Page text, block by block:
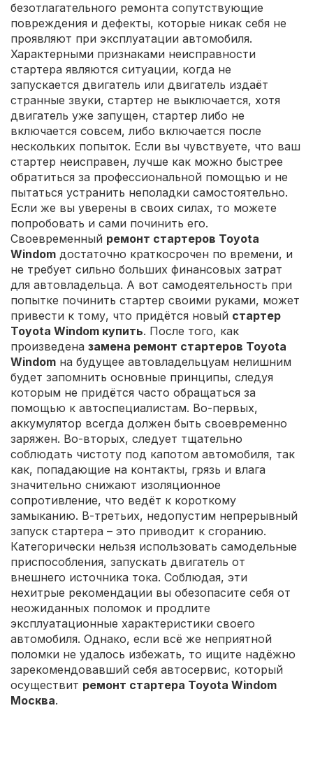
безотлагательного ремонта сопутствующие
повреждения и дефекты, которые никак себя не
проявляют при эксплуатации автомобиля.
Характерными признаками неисправности
стартера являются ситуации, когда не
запускается двигатель или двигатель издаёт
странные звуки, стартер не выключается, хотя
двигатель уже запущен, стартер либо не
включается совсем, либо включается после
нескольких попыток. Если вы чувствуете, что ваш
стартер неисправен, лучше как можно быстрее
обратиться за профессиональной помощью и не
пытаться устранить неполадки самостоятельно.
Если же вы уверены в своих силах, то можете
попробовать и сами починить его.
Своевременный ремонт стартеров Toyota
Windom достаточно краткосрочен по времени, и
не требует сильно больших финансовых затрат
для автовладельца. А вот самодеятельность при
попытке починить стартер своими руками, может
привести к тому, что придётся новый стартер
Toyota Windom купить. После того, как
произведена замена ремонт стартеров Toyota
Windom на будущее автовладельцуам нелишним
будет запомнить основные принципы, следуя
которым не придётся часто обращаться за
помощью к автоспециалистам. Во-первых,
аккумулятор всегда должен быть своевременно
заряжен. Во-вторых, следует тщательно
соблюдать чистоту под капотом автомобиля, так
как, попадающие на контакты, грязь и влага
значительно снижают изоляционное
сопротивление, что ведёт к короткому
замыканию. В-третьих, недопустим непрерывный
запуск стартера – это приводит к сгоранию.
Категорически нельзя использовать самодельные
приспособления, запускать двигатель от
внешнего источника тока. Соблюдая, эти
нехитрые рекомендации вы обезопасите себя от
неожиданных поломок и продлите
эксплуатационные характеристики своего
автомобиля. Однако, если всё же неприятной
поломки не удалось избежать, то ищите надёжно
зарекомендовавший себя автосервис, который
осуществит ремонт стартера Toyota Windom
Москва.